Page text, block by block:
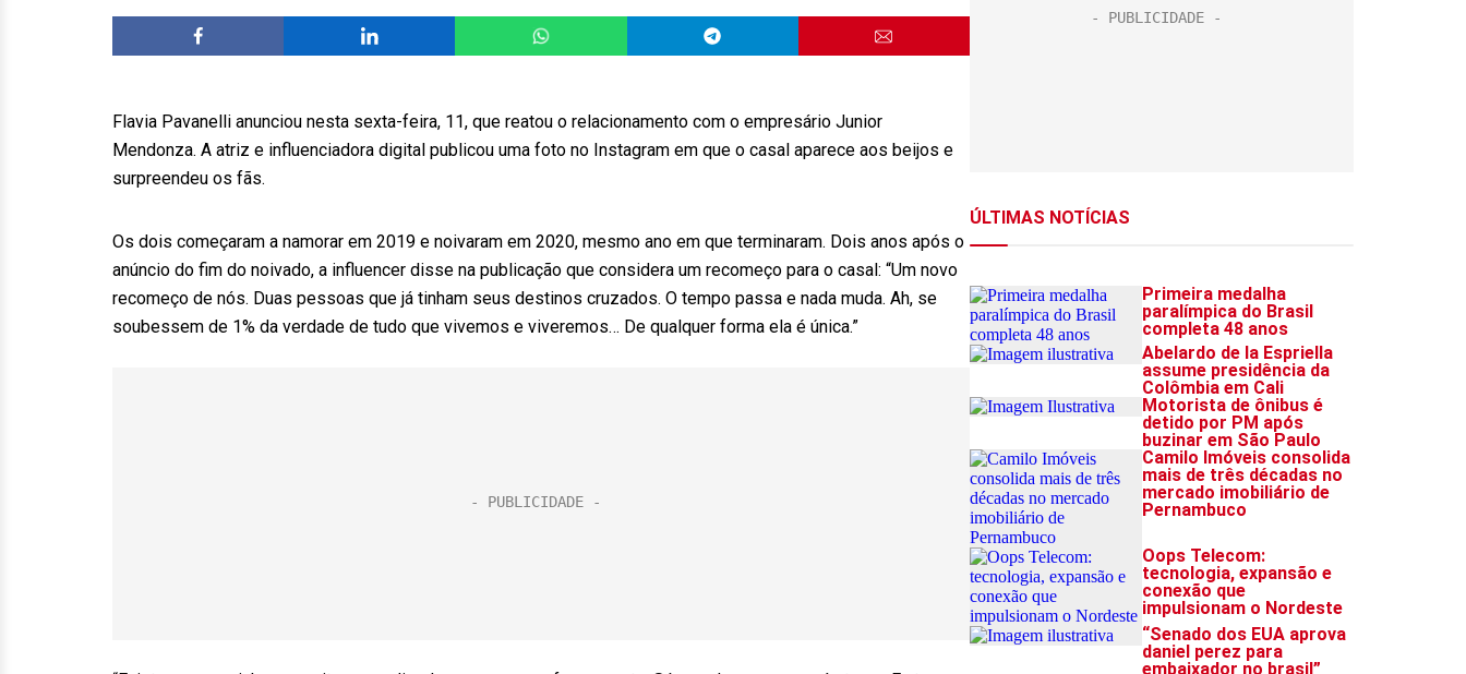
Flavia Pavanelli anunciou nesta sexta-feira, 11, que reatou o relacionamento com o empresário Junior
Mendonza. A atriz e influenciadora digital publicou uma foto no Instagram em que o casal aparece aos beijos e
surpreendeu os fãs.
Os dois começaram a namorar em 2019 e noivaram em 2020, mesmo ano em que terminaram. Dois anos após o
anúncio do fim do noivado, a influencer disse na publicação que considera um recomeço para o casal: “Um novo
recomeço de nós. Duas pessoas que já tinham seus destinos cruzados. O tempo passa e nada muda. Ah, se
soubessem de 1% da verdade de tudo que vivemos e viveremos… De qualquer forma ela é única.”